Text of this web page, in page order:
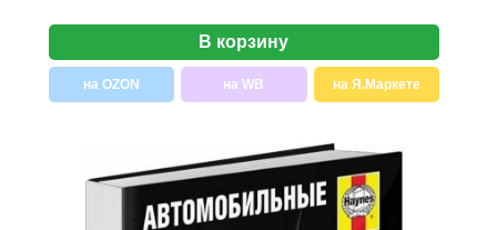
В корзину
на OZON на WB на Я.Маркете